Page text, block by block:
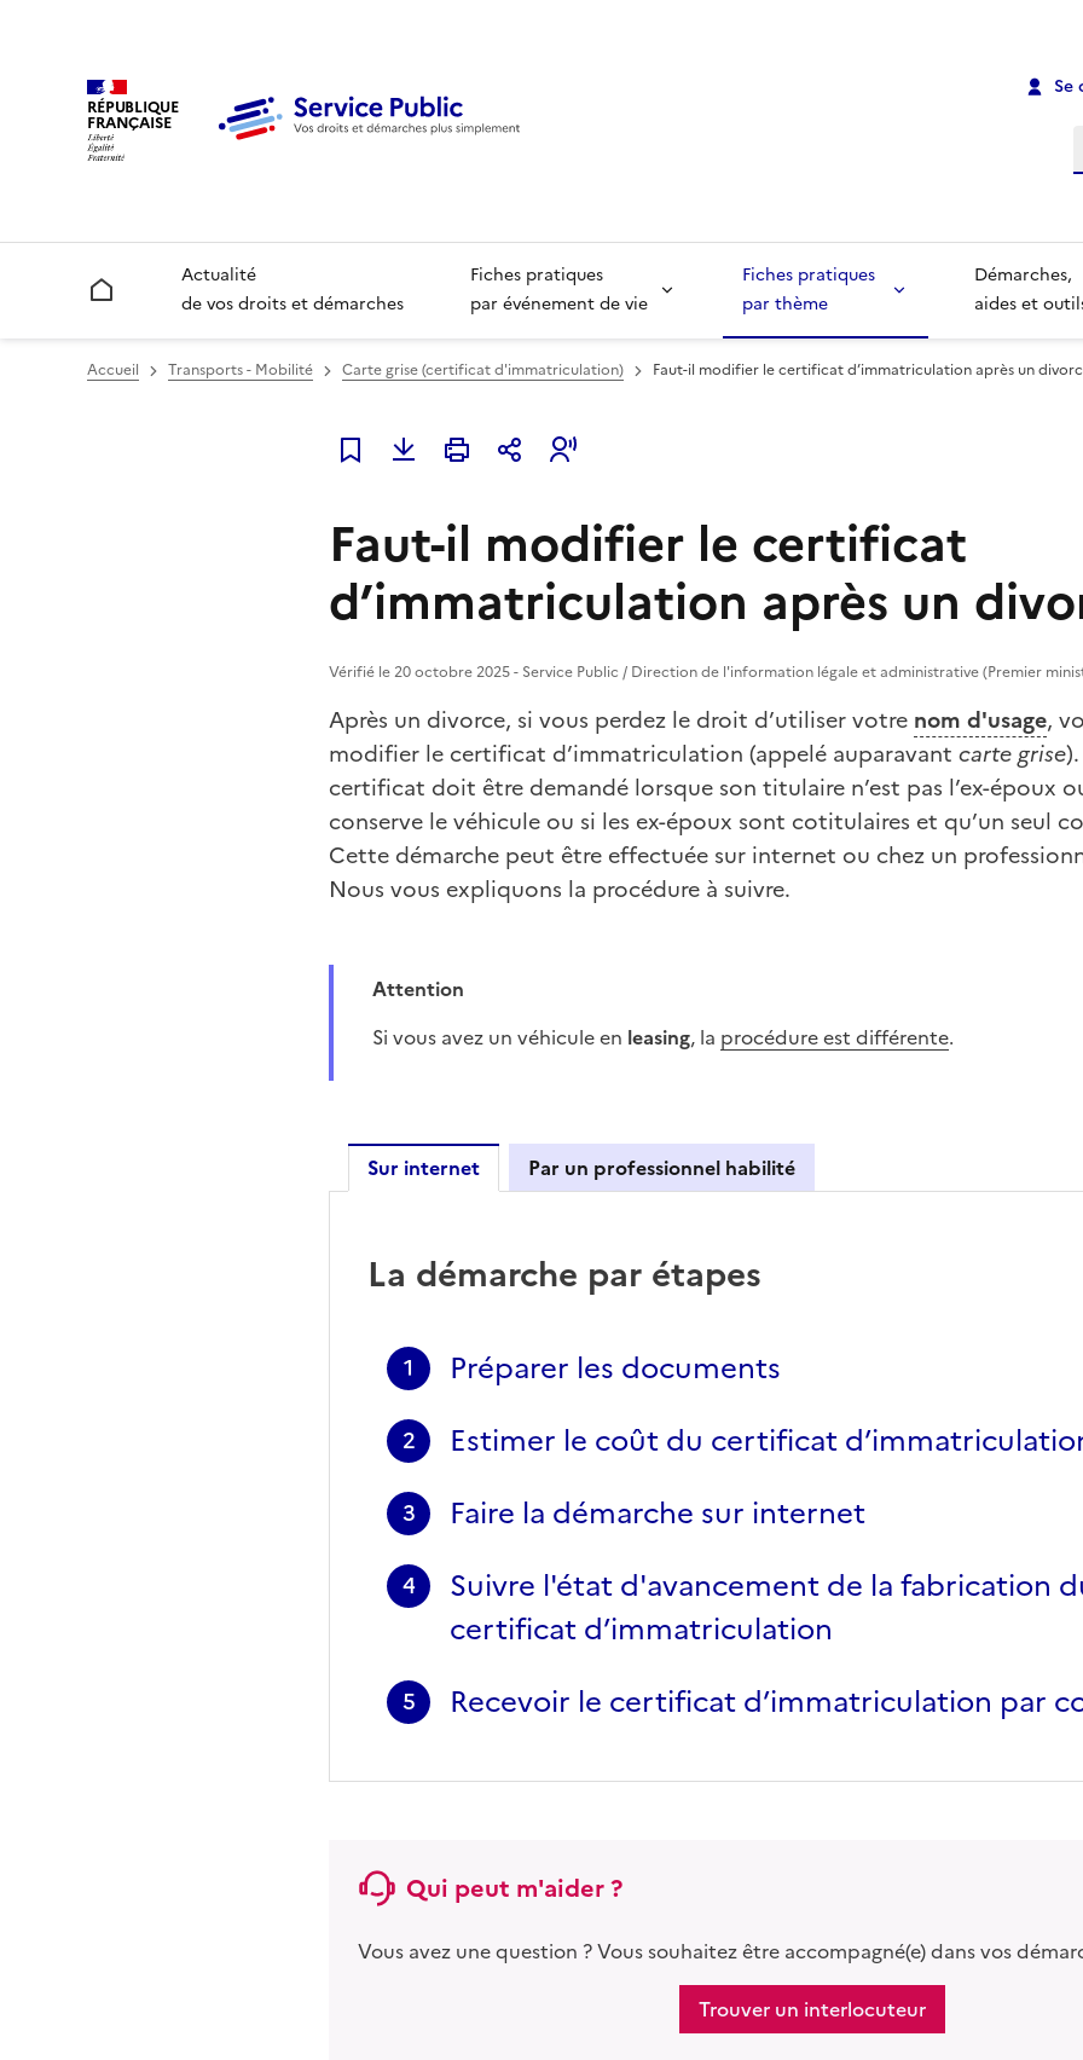
RÉPUBLIQUE
FRANÇAISE
Se
Accueil
Actualité
de vos droits et démarches
Fiches pratiques
par événement de vie
Fiches pratiques
par thème
Démarches,
aides et
Accueil Transports - Mobilité Carte grise (certificat d'immatriculation) Faut-il modifier le certificat d’immatriculation après un
Ajouter à mes favoris
Faut-il modifier le certificat
d’immatriculation après un
Vérifié le 20 octobre 2025 - Service Public / Direction de l'information légale et administrative (Premier
Après un divorce, si vous perdez le droit d’utiliser votre nom d'usage,
modifier le certificat d’immatriculation (appelé auparavant carte grise
certificat doit être demandé lorsque son titulaire n’est pas l’ex-époux
conserve le véhicule ou si les ex-époux sont cotitulaires et qu’un seul
Cette démarche peut être effectuée sur internet ou chez un
Nous vous expliquons la procédure à suivre.
Attention
Si vous avez un véhicule en leasing, la procédure est différente.
Sur internet Par un professionnel habilité
Sur internet
La démarche par étapes
1 Préparer les documents
2 Estimer le coût du certificat
3 Faire la démarche sur internet
4
Suivre l'état d'avancement de la fabrication
certificat d’immatriculation
5 Recevoir le certificat d’immatriculation par
Qui peut m'aider ?
Vous avez une question ? Vous souhaitez être accompagné(e) dans vos
Trouver un interlocuteur